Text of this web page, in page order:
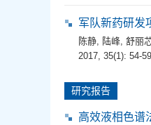
军队新药研发
陈静, 陆峰, 舒丽
2017, 35(1): 54-
研究报告
高效液相色谱